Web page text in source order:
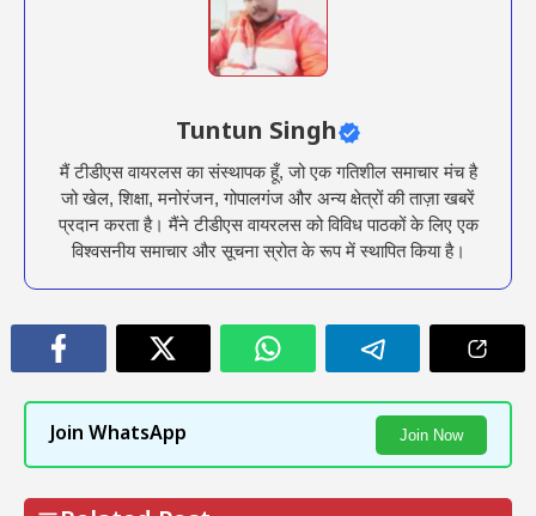
Tuntun Singh
मैं टीडीएस वायरलस का संस्थापक हूँ, जो एक गतिशील समाचार मंच है
जो खेल, शिक्षा, मनोरंजन, गोपालगंज और अन्य क्षेत्रों की ताज़ा खबरें
प्रदान करता है। मैंने टीडीएस वायरलस को विविध पाठकों के लिए एक
विश्वसनीय समाचार और सूचना स्रोत के रूप में स्थापित किया है।
Join WhatsApp Join Now